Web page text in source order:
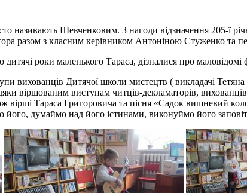
називають Шевченковим. З нагоди відзначення 205-ї
разом з класним керівником Антоніною Стуженко
дитячі роки маленького Тараса, дізналися про
вихованців Дитячої школи мистецтв ( викладачі
віршованим виступам читців-декламаторів,
Тараса Григоровича та пісня «Садок вишневий
думаймо над його істинами, виконуймо його